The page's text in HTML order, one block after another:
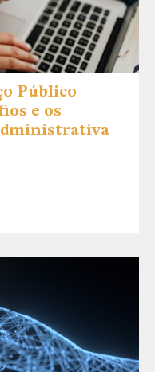
Público
e os